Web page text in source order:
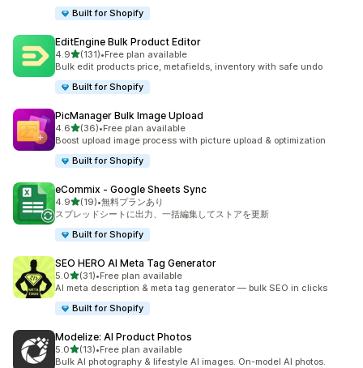
Built for Shopify
EditEngine Bulk Product Editor
4.95つ星中
(131)
合計レビュー数：131件
•Free plan available
Bulk edit products price, metafields, inventory with safe undo
Built for Shopify
PicManager Bulk Image Upload
4.65つ星中
(36)
合計レビュー数：36件
•Free plan available
Boost upload image process with picture upload & optimization
Built for Shopify
eCommix ‑ Google Sheets Sync
4.95つ星中
(19)
合計レビュー数：19件
•無料プランあり
スプレッドシートに出力、一括編集してストアを更新
Built for Shopify
SEO HERO AI Meta Tag Generator
5.05つ星中
(31)
合計レビュー数：31件
•Free plan available
AI meta description & meta tag generator — bulk SEO in clicks
Built for Shopify
Modelize: AI Product Photos
5.05つ星中
(13)
合計レビュー数：13件
•Free plan available
Bulk AI photography & lifestyle AI images. On-model AI photos.